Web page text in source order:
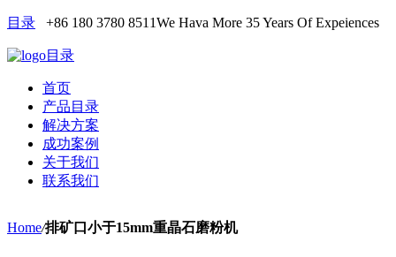
目录 +86 180 3780 8511We Hava More 35 Years Of Expeiences
目录
首页
产品目录
解决方案
成功案例
关于我们
联系我们
Home/排矿口小于15mm重晶石磨粉机